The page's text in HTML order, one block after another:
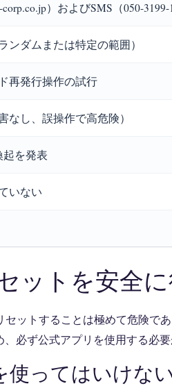
）およびSMS（050-3199-
ンダムまたは特定の範囲）
再発行操作の試行
なし、誤操作で高危険）
起を発表
いない
ットを安全
ットすることは極めて危険であ
必ず公式アプリを使用する必要
使ってはいけな